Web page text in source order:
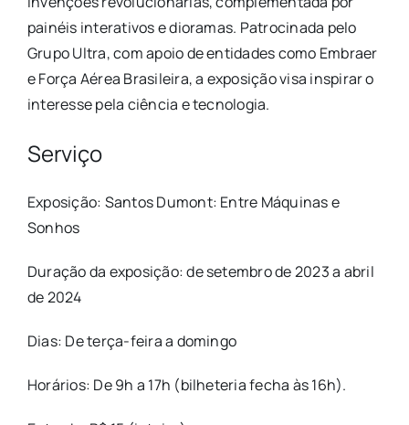
painéis interativos e dioramas. Patrocinada pelo
Grupo Ultra, com apoio de entidades como Embraer
e Força Aérea Brasileira, a exposição visa inspirar o
interesse pela ciência e tecnologia.
Serviço
Exposição: Santos Dumont: Entre Máquinas e
Sonhos
Duração da exposição: de setembro de 2023 a abril
de 2024
Dias: De terça-feira a domingo
Horários: De 9h a 17h (bilheteria fecha às 16h).